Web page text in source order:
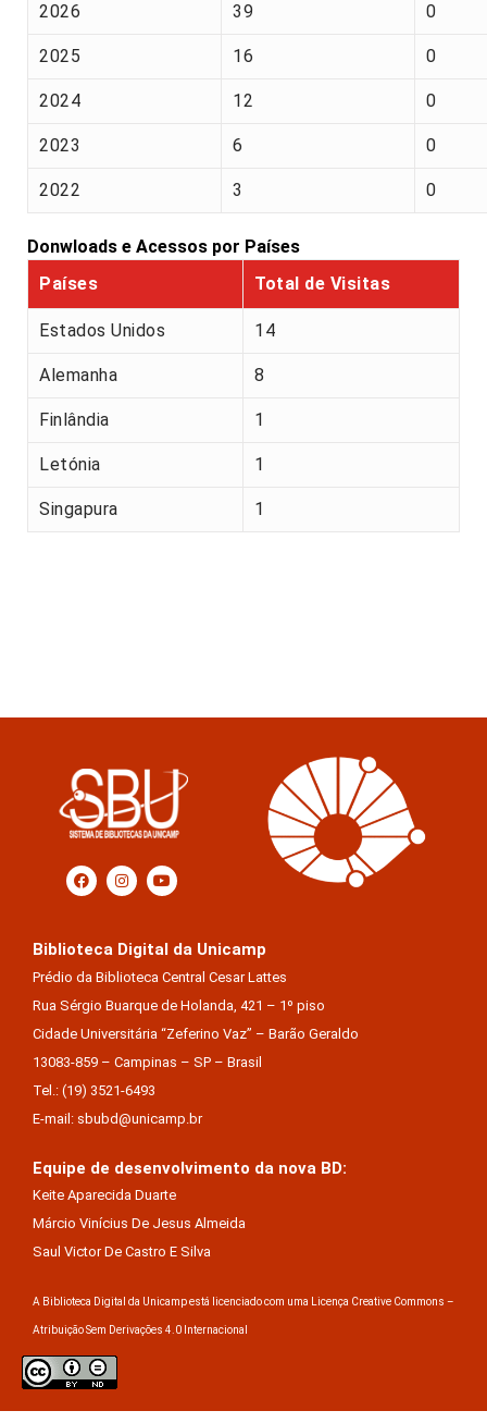
2026 39 0
2025 16 0
2024 12 0
2023 6 0
2022 3 0
Donwloads e Acessos por Países
Países
Total de Visitas
Estados Unidos 14
Alemanha 8
Finlândia 1
Letónia 1
Singapura 1
Biblioteca Digital da Unicamp
Prédio da Biblioteca Central Cesar Lattes
Rua Sérgio Buarque de Holanda, 421 – 1º piso
Cidade Universitária “Zeferino Vaz” – Barão Geraldo
13083-859 – Campinas – SP – Brasil
Tel.: (19) 3521-6493
E-mail: sbubd@unicamp.br
Equipe de desenvolvimento da nova BD:
Keite Aparecida Duarte
Márcio Vinícius De Jesus Almeida
Saul Victor De Castro E Silva
A Biblioteca Digital da Unicamp está licenciado com uma Licença Creative Commons –
Atribuição Sem Derivações 4.0 Internacional